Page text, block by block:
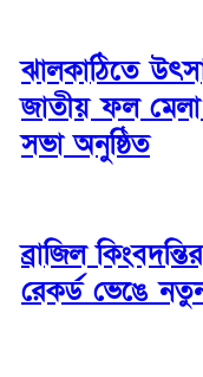
ঝালকাঠিতে
জাতীয় ফল
সভা অনুষ্ঠিত
ব্রাজিল
রেকর্ড ভেঙে